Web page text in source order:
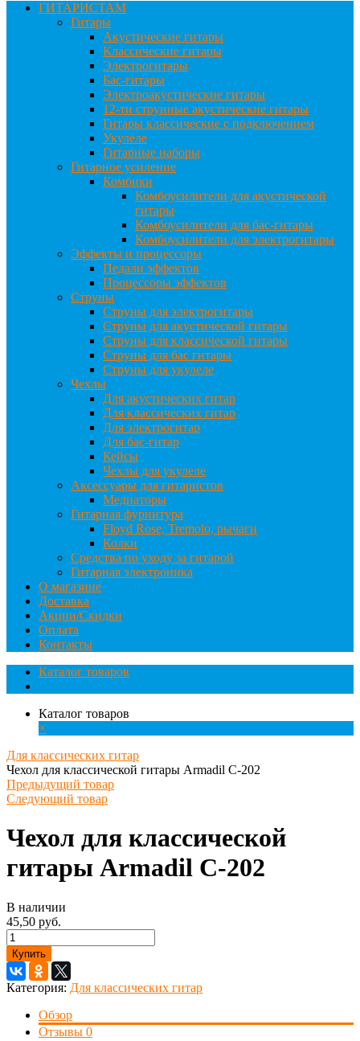
ГИТАРИСТАМ
Гитары
Акустические гитары
Классические гитары
Электрогитары
Бас-гитары
Электроакустические гитары
12-ти струнные акустические гитары
Гитары классические с подключением
Укулеле
Гитарные наборы
Гитарное усиление
Комбики
Комбоусилители для акустической
гитары
Комбоусилители для бас-гитары
Комбоусилители для электрогитары
Эффекты и процессоры
Педали эффектов
Процессоры эффектов
Струны
Струны для электрогитары
Струны для акустической гитары
Струны для классической гитары
Струны для бас гитары
Струны для укулеле
Чехлы
Для акустических гитар
Для классических гитар
Для электрогитар
Для бас-гитар
Кейсы
Чехлы для укулеле
Аксессуары для гитаристов
Медиаторы
Гитарная фурнитура
Floyd Rose, Tremolo, рычаги
Колки
Средства по уходу за гитарой
Гитарная электроника
О магазине
Доставка
Акции/Скидки
Оплата
Контакты
Каталог товаров
Каталог товаров
×
Для классических гитар
Чехол для классической гитары Armadil C-202
Предыдущий товар
Следующий товар
Чехол для классической
гитары Armadil C-202
В наличии
45,50 руб.
Купить
Категория: Для классических гитар
Обзор
Отзывы 0